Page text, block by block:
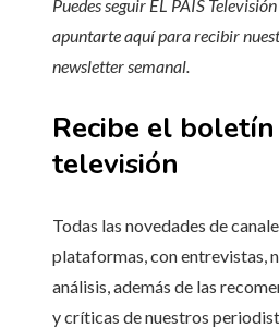
Puedes seguir EL PAÍS
apuntarte aquí para recibir
newsletter semanal
Recibe el
televisión
Todas las novedades de
plataformas, con entrevistas,
análisis, además de las
y críticas de nuestros